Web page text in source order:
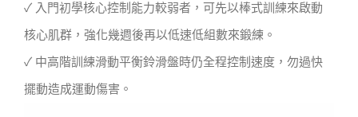
✓ 入門初學核心控制能力較弱者，可先以棒式訓練來啟動
核心肌群，強化幾週後再以低速低組數來鍛練。
✓ 中高階訓練滑動平衡鈴滑盤時仍全程控制速度，勿過快
擺動造成運動傷害。